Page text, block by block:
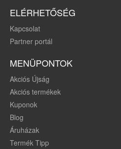
ELÉRHETŐSÉG
Kapcsolat
Partner portál
MENÜPONTOK
Akciós Újság
Akciós termékek
Kuponok
Blog
Áruházak
Termék Tipp